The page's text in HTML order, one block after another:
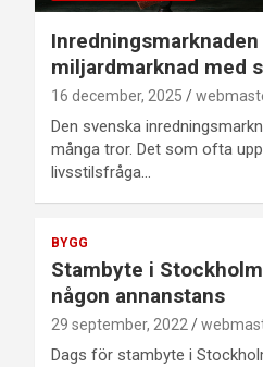
miljardmarknad med
16 december, 2025
Den svenska
många tror. Det som ofta
livsstilsfråga…
BYGG
Stambyte i
någon annanstans
29 september, 2022
Dags för stambyte i